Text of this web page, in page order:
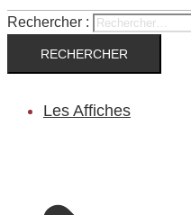
Rechercher :
Les Affiches